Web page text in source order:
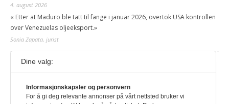
4. august 2026
« Etter at Maduro ble tatt til fange i januar 2026, overtok USA kontrollen
over Venezuelas oljeeksport.»
Sonia Zapata, jurist
117,8 millioner er på flukt, en nedgang fra forrige
1. august 2026
Ville ha tilsvart verdens trettende største land i folketall. For å lese
Dine valg:
Informasjonskapsler og personvern
For å gi deg relevante annonser på vårt nettsted bruker vi